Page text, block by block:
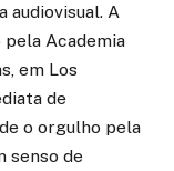
audiovisual. A
Academia
em Los
de
o orgulho pela
senso de